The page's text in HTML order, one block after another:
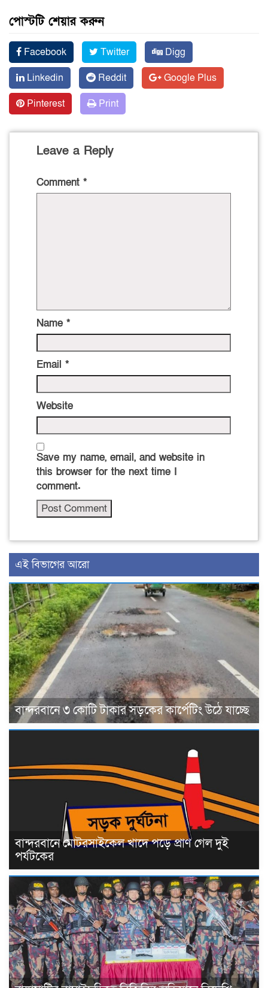
পোস্টটি শেয়ার করুন
Facebook Twitter
Digg
Linkedin
Reddit
Google Plus
Pinterest
Print
Leave a Reply
Comment *
Name *
Email *
Website
Save my name, email, and website in
this browser for the next time I
comment.
এই বিভাগের আরো
বান্দরবানে ৩ কোটি টাকার সড়কের কার্পেটিং উঠে যাচ্ছে
বান্দরবানে মোটরসাইকেল খাদে পড়ে প্রাণ গেল দুই
পর্যটকের